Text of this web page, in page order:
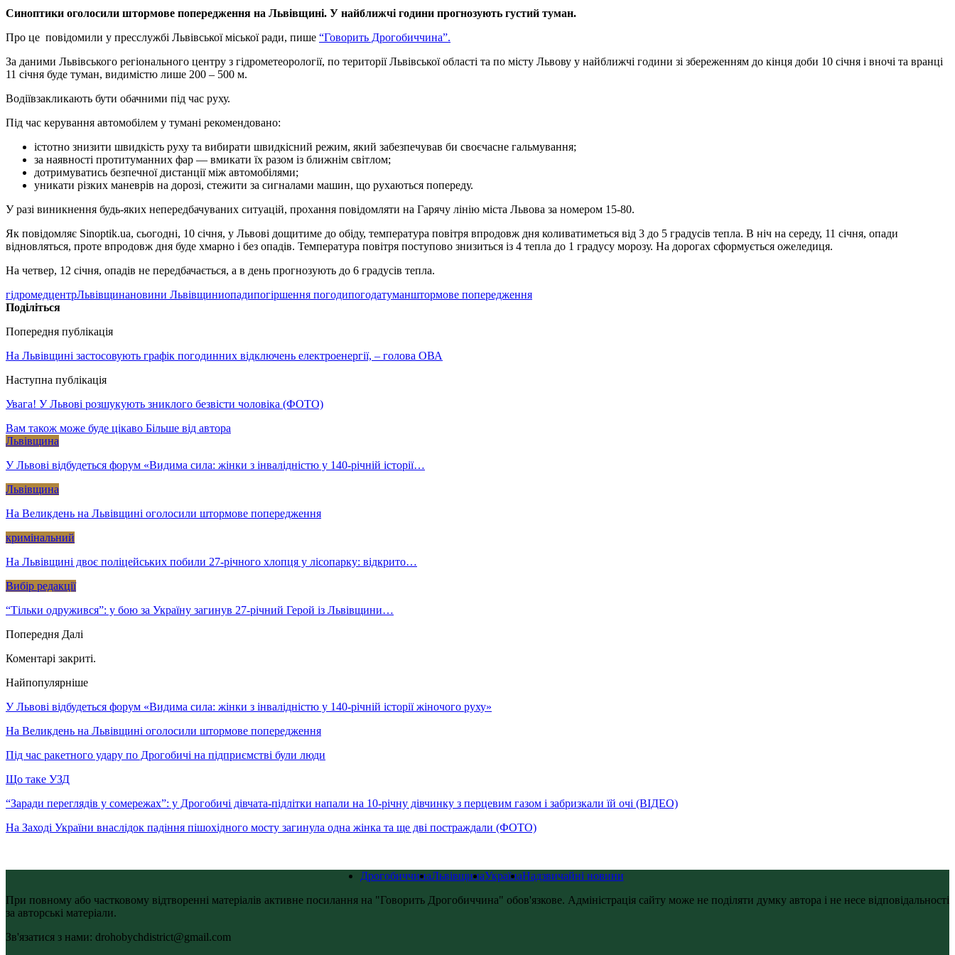
Синоптики оголосили штормове попередження на Львівщині. У найближчі години прогнозують густий туман.
Про це повідомили у пресслужбі Львівської міської ради, пише “Говорить Дрогобиччина”.
За даними Львівського регіонального центру з гідрометеорології, по території Львівської області та по місту Львову у найближчі години зі збереженням до кінця доби 10 січня і вночі та вранці
11 січня буде туман, видимістю лише 200 – 500 м.
Водіївзакликають бути обачними під час руху.
Під час керування автомобілем у тумані рекомендовано:
істотно знизити швидкість руху та вибирати швидкісний режим, який забезпечував би своєчасне гальмування;
за наявності протитуманних фар — вмикати їх разом із ближнім світлом;
дотримуватись безпечної дистанції між автомобілями;
уникати різких маневрів на дорозі, стежити за сигналами машин, що рухаються попереду.
У разі виникнення будь-яких непередбачуваних ситуацій, прохання повідомляти на Гарячу лінію міста Львова за номером 15-80.
Як повідомляє Sinoptik.ua, сьогодні, 10 січня, у Львові дощитиме до обіду, температура повітря впродовж дня коливатиметься від 3 до 5 градусів тепла. В ніч на середу, 11 січня, опади
відновляться, проте впродовж дня буде хмарно і без опадів. Температура повітря поступово знизиться із 4 тепла до 1 градусу морозу. На дорогах сформується ожеледиця.
На четвер, 12 січня, опадів не передбачається, а в день прогнозують до 6 градусів тепла.
гідромедцентрЛьвівщинановини Львівщиниопадипогіршення погодипогодатуманштормове попередження
Поділіться
Попередня публікація
На Львівщині застосовують графік погодинних відключень електроенергії, – голова ОВА
Наступна публікація
Увага! У Львові розшукують зниклого безвісти чоловіка (ФОТО)
Вам також може буде цікаво Більше від автора
Львівщина
У Львові відбудеться форум «Видима сила: жінки з інвалідністю у 140-річній історії…
Львівщина
На Великдень на Львівщині оголосили штормове попередження
кримінальний
На Львівщині двоє поліцейських побили 27-річного хлопця у лісопарку: відкрито…
Вибір редакції
“Тільки одружився”: у бою за Україну загинув 27-річний Герой із Львівщини…
Попередня Далі
Коментарі закриті.
Найпопулярніше
У Львові відбудеться форум «Видима сила: жінки з інвалідністю у 140-річній історії жіночого руху»
На Великдень на Львівщині оголосили штормове попередження
Під час ракетного удару по Дрогобичі на підприємстві були люди
Що таке УЗД
“Заради переглядів у сомережах”: у Дрогобичі дівчата-підлітки напали на 10-річну дівчинку з перцевим газом і забризкали їй очі (ВІДЕО)
На Заході України внаслідок падіння пішохідного мосту загинула одна жінка та ще дві постраждали (ФОТО)
ДрогобиччинаЛьвівщинаУкраїнаНадзвичайні новини
При повному або частковому відтворенні матеріалів активне посилання на "Говорить Дрогобиччина" обов'язкове. Адміністрація сайту може не поділяти думку автора і не несе відповідальності
за авторські матеріали.
Зв'язатися з нами: drohobychdistrict@gmail.com